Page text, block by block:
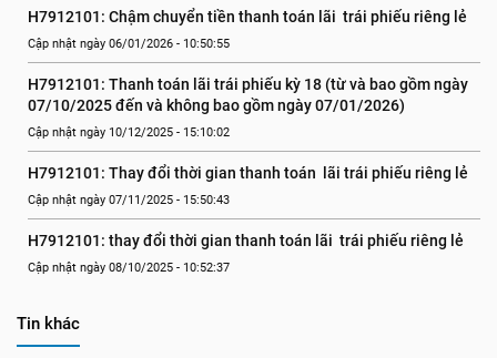
H7912101: Chậm chuyển tiền thanh toán lãi  trái phiếu riêng lẻ
Cập nhật ngày 06/01/2026 - 10:50:55
H7912101: Thanh toán lãi trái phiếu kỳ 18 (từ và bao gồm ngày
07/10/2025 đến và không bao gồm ngày 07/01/2026)
Cập nhật ngày 10/12/2025 - 15:10:02
H7912101: Thay đổi thời gian thanh toán  lãi trái phiếu riêng lẻ
Cập nhật ngày 07/11/2025 - 15:50:43
H7912101: thay đổi thời gian thanh toán lãi  trái phiếu riêng lẻ
Cập nhật ngày 08/10/2025 - 10:52:37
Tin khác